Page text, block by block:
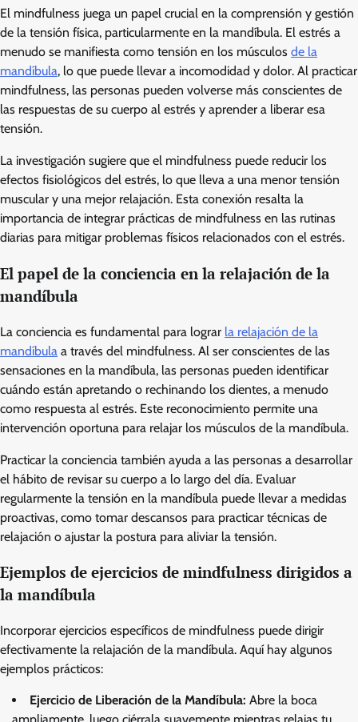
El mindfulness juega un papel crucial en la comprensión y gestión
de la tensión física, particularmente en la mandíbula. El estrés a
menudo se manifiesta como tensión en los músculos de la
mandíbula, lo que puede llevar a incomodidad y dolor. Al practicar
mindfulness, las personas pueden volverse más conscientes de
las respuestas de su cuerpo al estrés y aprender a liberar esa
tensión.
La investigación sugiere que el mindfulness puede reducir los
efectos fisiológicos del estrés, lo que lleva a una menor tensión
muscular y una mejor relajación. Esta conexión resalta la
importancia de integrar prácticas de mindfulness en las rutinas
diarias para mitigar problemas físicos relacionados con el estrés.
El papel de la conciencia en la relajación de la
mandíbula
La conciencia es fundamental para lograr la relajación de la
mandíbula a través del mindfulness. Al ser conscientes de las
sensaciones en la mandíbula, las personas pueden identificar
cuándo están apretando o rechinando los dientes, a menudo
como respuesta al estrés. Este reconocimiento permite una
intervención oportuna para relajar los músculos de la mandíbula.
Practicar la conciencia también ayuda a las personas a desarrollar
el hábito de revisar su cuerpo a lo largo del día. Evaluar
regularmente la tensión en la mandíbula puede llevar a medidas
proactivas, como tomar descansos para practicar técnicas de
relajación o ajustar la postura para aliviar la tensión.
Ejemplos de ejercicios de mindfulness dirigidos a
la mandíbula
Incorporar ejercicios específicos de mindfulness puede dirigir
efectivamente la relajación de la mandíbula. Aquí hay algunos
ejemplos prácticos:
Ejercicio de Liberación de la Mandíbula: Abre la boca